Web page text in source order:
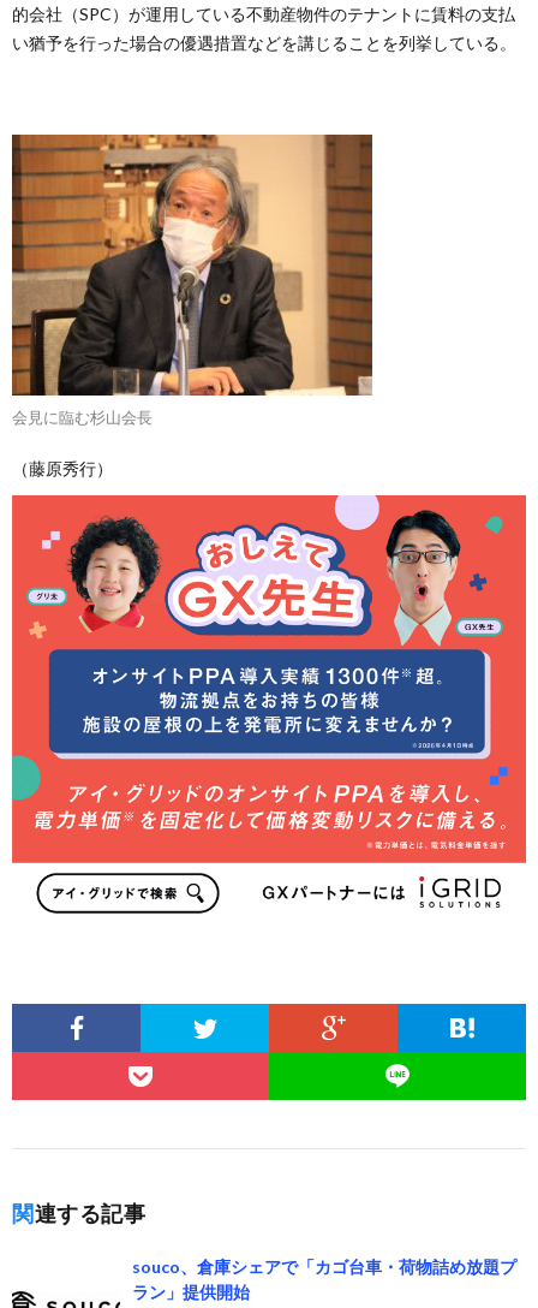
的会社（SPC）が運用している不動産物件のテナントに賃料の支払
い猶予を行った場合の優遇措置などを講じることを列挙している。
会見に臨む杉山会長
（藤原秀行）
関連する記事
souco、倉庫シェアで「カゴ台車・荷物詰め放題プ
ラン」提供開始